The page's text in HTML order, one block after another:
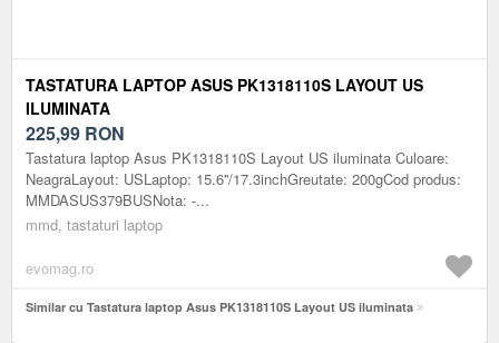
TASTATURA LAPTOP ASUS PK1318110S LAYOUT US
ILUMINATA
225,99 RON
Tastatura laptop Asus PK1318110S Layout US iluminata Culoare:
NeagraLayout: USLaptop: 15.6''/17.3inchGreutate: 200gCod produs:
MMDASUS379BUSNota: -...
mmd, tastaturi laptop
evomag.ro
Similar cu Tastatura laptop Asus PK1318110S Layout US iluminata